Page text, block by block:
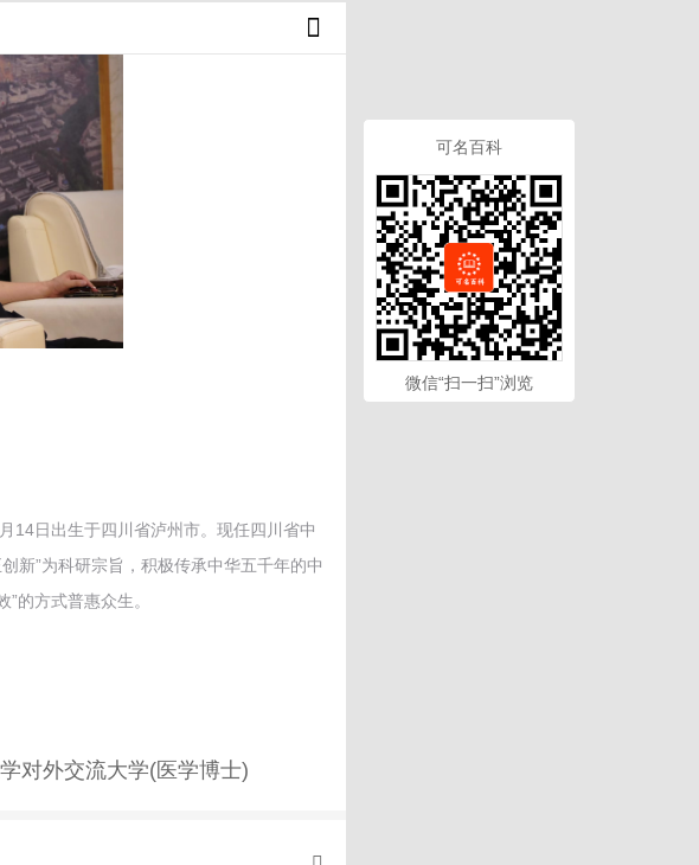
14日出生于四川省泸州市。现任四川省中
新”为科研宗旨，积极传承中华五千年的中
的方式普惠众生。
对外交流大学(医学博士)
可名百科
微信“扫一扫”浏览